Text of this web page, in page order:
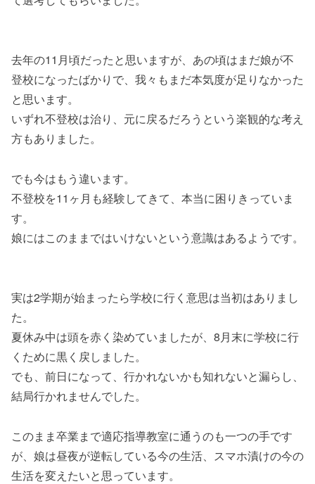
去年の11月頃だったと思いますが、あの頃はまだ娘が不
登校になったばかりで、我々もまだ本気度が足りなかった
と思います。
いずれ不登校は治り、元に戻るだろうという楽観的な考え
方もありました。
でも今はもう違います。
不登校を11ヶ月も経験してきて、本当に困りきっていま
す。
娘にはこのままではいけないという意識はあるようです。
実は2学期が始まったら学校に行く意思は当初はありまし
た。
夏休み中は頭を赤く染めていましたが、8月末に学校に行
くために黒く戻しました。
でも、前日になって、行かれないかも知れないと漏らし、
結局行かれませんでした。
このまま卒業まで適応指導教室に通うのも一つの手です
が、娘は昼夜が逆転している今の生活、スマホ漬けの今の
生活を変えたいと思っています。